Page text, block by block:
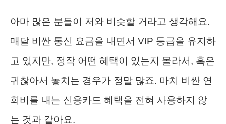
아마 많은 분들이 저와 비슷할 거라고 생각해요.
매달 비싼 통신 요금을 내면서 VIP 등급을 유지하
고 있지만, 정작 어떤 혜택이 있는지 몰라서, 혹은
귀찮아서 놓치는 경우가 정말 많죠. 마치 비싼 연
회비를 내는 신용카드 혜택을 전혀 사용하지 않
는 것과 같아요.